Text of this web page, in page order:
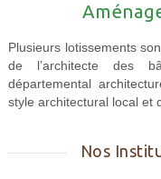
Plusieurs lotissements
de l’architecte des
départemental
style architectural local et
Nos